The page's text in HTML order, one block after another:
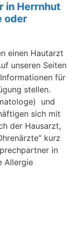
in Herrnhut
oder
einen Hautarzt
unseren Seiten
für
stellen.
und
sich mit
der Hausarzt,
kurz
in
Allergie